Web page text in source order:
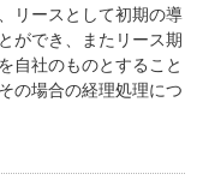
リースとして初期の導
ができ、またリース期
自社のものとすること
の場合の経理処理につ